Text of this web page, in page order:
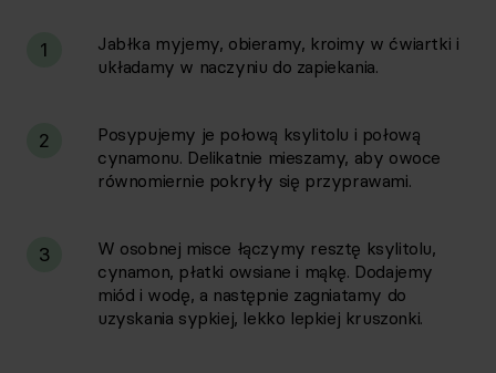
1
Jabłka myjemy, obieramy, kroimy w ćwiartki i
układamy w naczyniu do zapiekania.
2
Posypujemy je połową ksylitolu i połową
cynamonu. Delikatnie mieszamy, aby owoce
równomiernie pokryły się przyprawami.
3
W osobnej misce łączymy resztę ksylitolu,
cynamon, płatki owsiane i mąkę. Dodajemy
miód i wodę, a następnie zagniatamy do
uzyskania sypkiej, lekko lepkiej kruszonki.